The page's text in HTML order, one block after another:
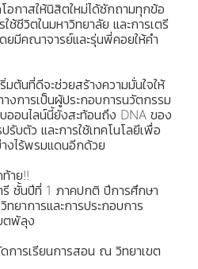
อกาสให้นิสิตใหม่ได้ซักถามทุกข้อ
ชีวิตในมหาวิทยาลัย และการเตรี
มีคณาจารย์และรุ่นพี่คอยให้คำ
ต้นที่ดีจะช่วยสร้างความมั่นใจให้
งการเป็นผู้ประกอบการนวัตกรรม
ออนไลน์นี้ยังสะท้อนถึง DNA ของ
บตัว และการใช้เทคโนโลยีเพื่อ
งไร้พรมแดนอีกด้วย
าย!!
ชั้นปีที่ 1 ภาคปกติ ปีการศึกษา
าการและการประกอบการ
ตพัลุง
การเรียนการสอน ณ วิทยาเขต